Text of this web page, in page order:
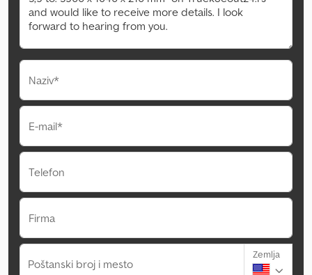
Naziv*
E-mail*
Telefon
Firma
Poštanski broj i mesto
Zemlja